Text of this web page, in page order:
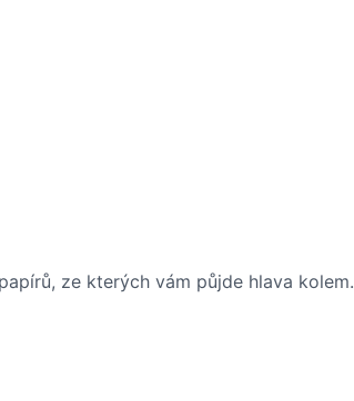
ze kterých vám půjde hlava kolem.